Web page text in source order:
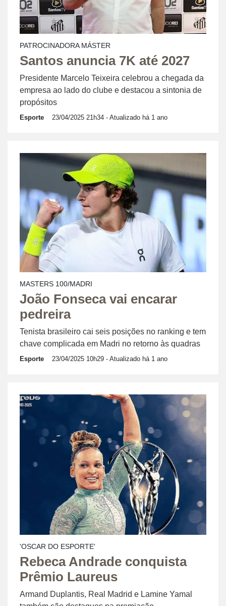
PATROCINADORA MÁSTER
Santos anuncia 7K até 2027
Presidente Marcelo Teixeira celebrou a chegada da
empresa ao lado do clube e destacou a sintonia de
propósitos
Esporte 23/04/2025 21h34 - Atualizado há 1 ano
MASTERS 100/MADRI
João Fonseca vai encarar
pedreira
Tenista brasileiro cai seis posições no ranking e tem
chave complicada em Madri no retorno às quadras
Esporte 23/04/2025 10h29 - Atualizado há 1 ano
'OSCAR DO ESPORTE'
Rebeca Andrade conquista
Prêmio Laureus
Armand Duplantis, Real Madrid e Lamine Yamal